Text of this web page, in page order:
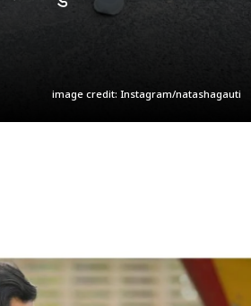
image credit: Instagram/natashagauti